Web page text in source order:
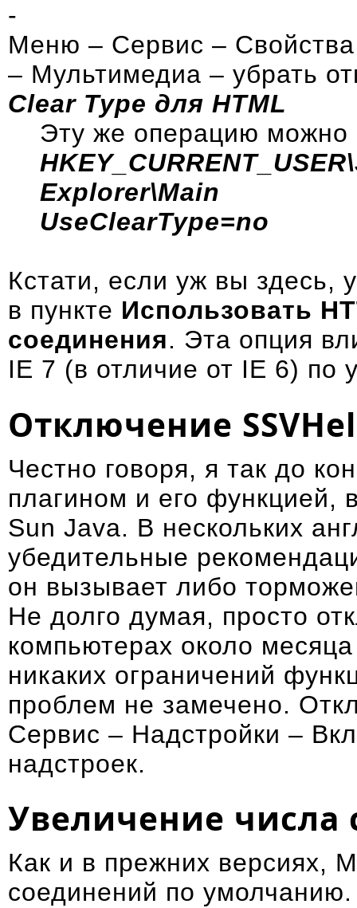
-
Меню – Сервис –
– Мультимедиа – убрать
Clear Type для HTML
Эту же операцию можно
Explorer\Main
UseClearType=no
Кстати, если уж вы здесь,
в пункте Использовать
соединения. Эта опция
IE 7 (в отличие от IE 6) по
Отключение
Честно говоря, я так до
плагином и его функцией,
Sun Java. В нескольких
убедительные
он вызывает либо
Не долго думая, просто
компьютерах около
никаких ограничений
проблем не замечено.
Сервис – Надстройки –
надстроек.
Увеличение числа
Как и в прежних версиях,
соединений по